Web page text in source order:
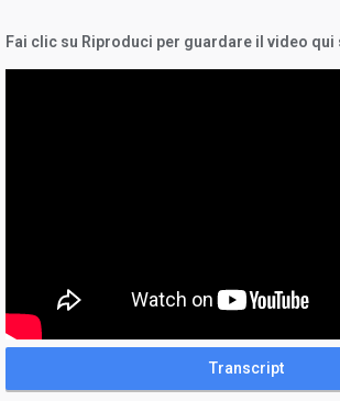
Fai clic su Riproduci per guardare il video qui
Transcript